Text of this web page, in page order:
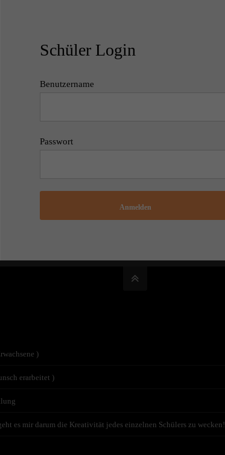
Schüler Login
Benutzername
Passwort
Anmelden
)
erarbeitet )
es mir darum die Kreativität jedes einzelnen Schülers zu wecken!